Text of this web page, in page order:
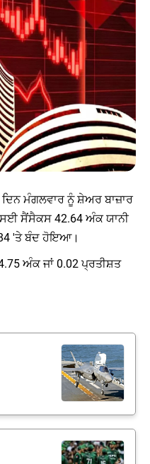
ਮੰਗਲਵਾਰ ਨੂੰ ਸ਼ੇਅਰ ਬਾਜ਼ਾਰ
ਸੈਂਸੈਕਸ 42.64 ਅੰਕ ਯਾਨੀ
'ਤੇ ਬੰਦ ਹੋਇਆ।
ਅੰਕ ਜਾਂ 0.02 ਪ੍ਰਤੀਸ਼ਤ